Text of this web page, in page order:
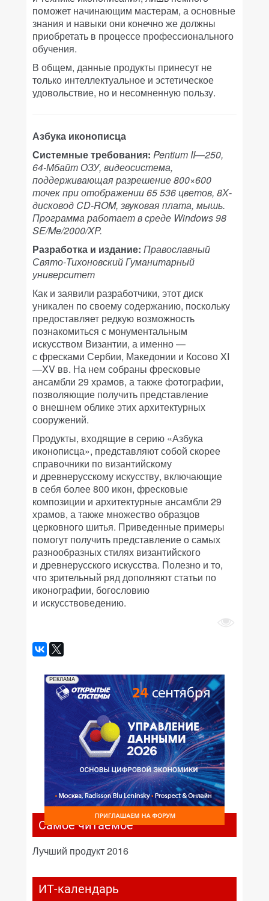
поможет начинающим мастерам, а основные
знания и навыки они конечно же должны
приобретать в процессе профессионального
обучения.
В общем, данные продукты принесут не
только интеллектуальное и эстетическое
удовольствие, но и несомненную пользу.
Азбука иконописца
Системные требования: Pentium II—250,
64-Мбайт ОЗУ, видеосистема,
поддерживающая разрешение 800×600
точек при отображении 65 536 цветов, 8Х-
дисковод CD-ROM, звуковая плата, мышь.
Программа работает в среде Windows 98
SE/Me/2000/XP.
Разработка и издание: Православный
Свято-Тихоновский Гуманитарный
университет
Как и заявили разработчики, этот диск
уникален по своему содержанию, поскольку
предоставляет редкую возможность
познакомиться с монументальным
искусством Византии, а именно —
с фресками Сербии, Македонии и Косово XI
—XV вв. На нем собраны фресковые
ансамбли 29 храмов, а также фотографии,
позволяющие получить представление
о внешнем облике этих архитектурных
сооружений.
Продукты, входящие в серию «Азбука
иконописца», представляют собой скорее
справочники по византийскому
и древнерусскому искусству, включающие
в себя более 800 икон, фресковые
композиции и архитектурные ансамбли 29
храмов, а также множество образцов
церковного шитья. Приведенные примеры
помогут получить представление о самых
разнообразных стилях византийского
и древнерусского искусства. Полезно и то,
что зрительный ряд дополняют статьи по
иконографии, богословию
и искусствоведению.
РЕКЛАМА
Самое читаемое
Лучший продукт 2016
ИТ-календарь